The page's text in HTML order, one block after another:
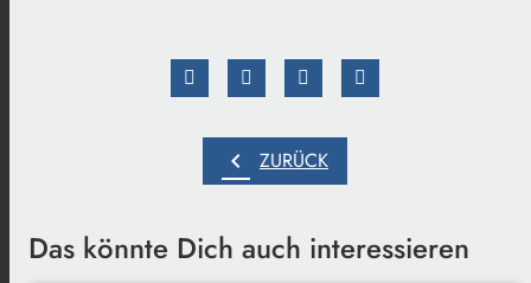
chevron_left ZURÜCK
Das könnte Dich auch interessieren